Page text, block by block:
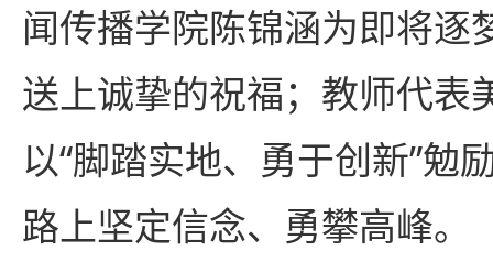
闻传播学院陈锦涵为即将逐
送上诚挚的祝福；教师代表
以“脚踏实地、勇于创新”勉
路上坚定信念、勇攀高峰。